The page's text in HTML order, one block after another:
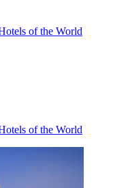
of the World
of the World